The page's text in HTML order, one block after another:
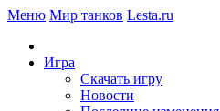
Меню Мир танков Lesta.ru
Игра
Скачать игру
Новости